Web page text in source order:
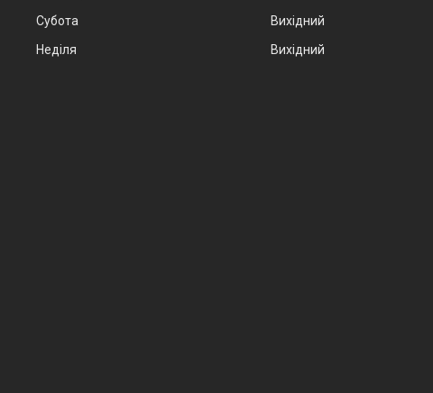
Субота
Вихідний
Неділя
Вихідний